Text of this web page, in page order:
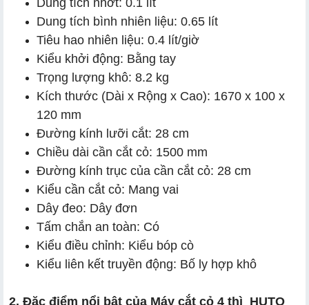
Dung tích nhớt: 0.1 lít
Dung tích bình nhiên liệu: 0.65 lít
Tiêu hao nhiên liệu: 0.4 lít/giờ
Kiểu khởi động: Bằng tay
Trọng lượng khô: 8.2 kg
Kích thước (Dài x Rộng x Cao): 1670 x 100 x
120 mm
Đường kính lưỡi cắt: 28 cm
Chiều dài cần cắt cỏ: 1500 mm
Đường kính trục của cần cắt cỏ: 28 cm
Kiểu cần cắt cỏ: Mang vai
Dây đeo: Dây đơn
Tấm chắn an toàn: Có
Kiểu điều chỉnh: Kiểu bóp cò
Kiểu liên kết truyền động: Bố ly hợp khô
2. Đặc điểm nổi bật của Máy cắt cỏ 4 thì HUTO